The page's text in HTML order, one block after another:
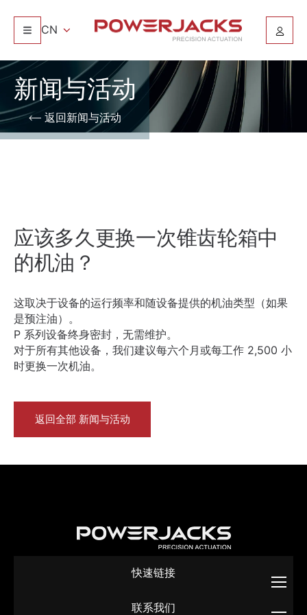
CN
新闻与活动
返回新闻与活动
应该多久更换一次锥齿轮箱中
的机油？
这取决于设备的运行频率和随设备提供的机油类型（如果
是预注油）。
P 系列设备终身密封，无需维护。
对于所有其他设备，我们建议每六个月或每工作 2,500 小
时更换一次机油。
返回全部 新闻与活动
快速链接
联系我们